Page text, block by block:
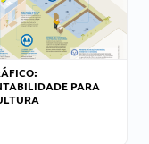
PARA